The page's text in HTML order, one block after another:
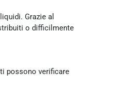
Grazie al
o difficilmente
possono verificare